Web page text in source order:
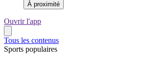
À proximité
Ouvrir l'app
Tous les contenus
Sports populaires